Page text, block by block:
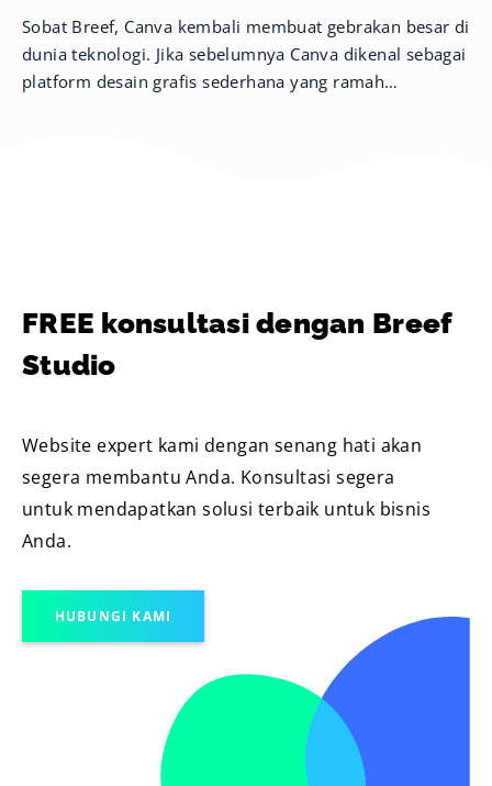
Sobat Breef, Canva kembali membuat gebrakan besar di
dunia teknologi. Jika sebelumnya Canva dikenal sebagai
platform desain grafis sederhana yang ramah
FREE konsultasi dengan Breef
Studio
Website expert kami dengan senang hati akan
segera membantu Anda. Konsultasi segera
untuk mendapatkan solusi terbaik untuk bisnis
Anda.
HUBUNGI KAMI